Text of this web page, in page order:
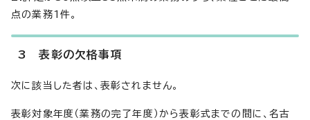
点の業務1件。
3 表彰の欠格事項
次に該当した者は、表彰されません。
表彰対象年度（業務の完了年度）から表彰式までの間に、名古